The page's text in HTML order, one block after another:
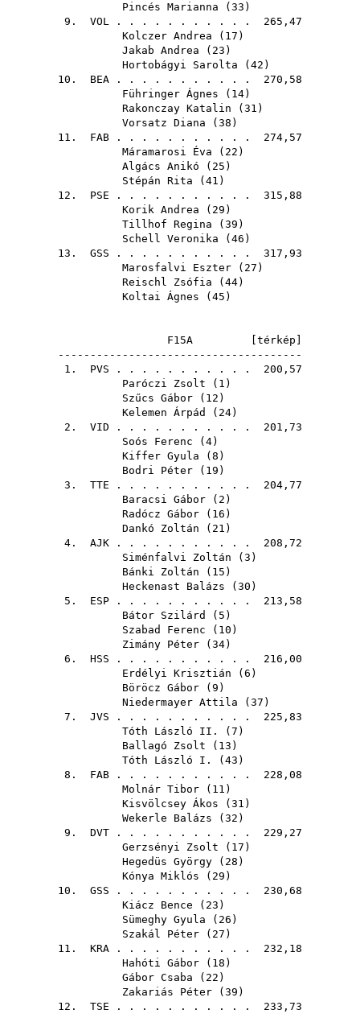
Pincés Marianna ( 33 )
9. VOL . . . . . . . . . . . 265,47
Kolczer Andrea ( 17 )
Jakab Andrea ( 23 )
Hortobágyi Sarolta ( 42 )
10. BEA . . . . . . . . . . . 270,58
Führinger Ágnes ( 14)
Rakonczay Katalin ( 31 )
Vorsatz Diana ( 38 )
11. FAB . . . . . . . . . . . 274,57
Máramarosi Éva ( 22 )
Algács Anikó ( 25 )
Stépán Rita ( 41 )
12. PSE . . . . . . . . . . . 315,88
Korik Andrea ( 29 )
Tillhof Regina ( 39 )
Schell Veronika ( 46 )
13. GSS . . . . . . . . . . . 317,93
Marosfalvi Eszter ( 27 )
Reischl Zsófia ( 44)
Koltai Ágnes ( 45 )
F15A [ térkép
--------------------------------------
1. PVS . . . . . . . . . . . 200,57
Paróczi Zsolt ( 1 )
Szűcs Gábor ( 12 )
Kelemen Árpád
( 24)
2. VID . . . . . . . . . . . 201,73
Soós Ferenc ( 4)
Kiffer Gyula ( 8 )
Bodri Péter ( 19 )
3. TTE . . . . . . . . . . . 204,77
Baracsi Gábor ( 2 )
Radócz Gábor ( 16 )
Dankó Zoltán ( 21 )
4. AJK . . . . . . . . . . . 208,72
Siménfalvi Zoltán ( 3 )
Bánki Zoltán ( 15 )
Heckenast Balázs ( 30 )
5. ESP . . . . . . . . . . . 213,58
Bátor Szilárd
( 5 )
Szabad Ferenc ( 10 )
Zimány Péter ( 34)
6. HSS . . . . . . . . . . . 216,00
Erdélyi Krisztián ( 6 )
Böröcz Gábor ( 9 )
Niedermayer Attila ( 37 )
7. JVS . . . . . . . . . . . 225,83
Tóth László II.
( 7 )
Ballagó Zsolt ( 13 )
Tóth László I.
( 43 )
8. FAB . . . . . . . . . . . 228,08
Molnár Tibor ( 11 )
Kisvölcsey Ákos ( 31 )
Wekerle Balázs ( 32 )
9. DVT . . . . . . . . . . . 229,27
Gerzsényi Zsolt ( 17 )
Hegedüs György ( 28 )
Kónya Miklós ( 29 )
10. GSS . . . . . . . . . . . 230,68
Kiácz Bence ( 23 )
Sümeghy Gyula ( 26 )
Szakál Péter ( 27 )
11. KRA . . . . . . . . . . . 232,18
Hahóti Gábor ( 18 )
Gábor Csaba ( 22 )
Zakariás Péter ( 39 )
12. TSE . . . . . . . . . . . 233,73